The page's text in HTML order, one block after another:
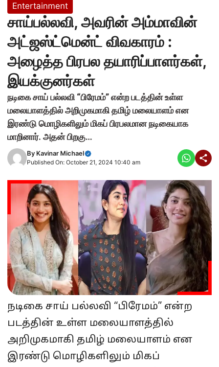
Entertainment
சாய்பல்லவி, அவரின் அம்மாவின்
அட்ஜஸ்ட்மென்ட் விவகாரம் :
அழைத்த பிரபல தயாரிப்பாளர்கள்,
இயக்குனர்கள்
நடிகை சாய் பல்லவி “பிரேமம்” என்ற படத்தின் உள்ள
மலையாளத்தில் அறிமுகமாகி தமிழ் மலையாளம் என
இரண்டு மொழிகளிலும் மிகப் பிரபலமான நடிகையாக
மாறினார். அதன் பிறகு…
By Kavinar Michael
Published On: October 21, 2024 10:40 am
நடிகை சாய் பல்லவி “பிரேமம்” என்ற
படத்தின் உள்ள மலையாளத்தில்
அறிமுகமாகி தமிழ் மலையாளம் என
இரண்டு மொழிகளிலும் மிகப்